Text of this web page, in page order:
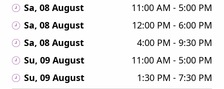
Sa, 08 August
11:00 AM - 5:00 PM
Sa, 08 August
12:00 PM - 6:00 PM
Sa, 08 August
4:00 PM - 9:30 PM
Su, 09 August
11:00 AM - 5:00 PM
Su, 09 August
1:30 PM - 7:30 PM